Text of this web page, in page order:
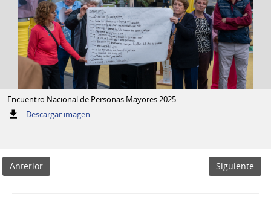
Encuentro Nacional de Personas Mayores 2025
Descargar imagen:
Anterior Siguiente